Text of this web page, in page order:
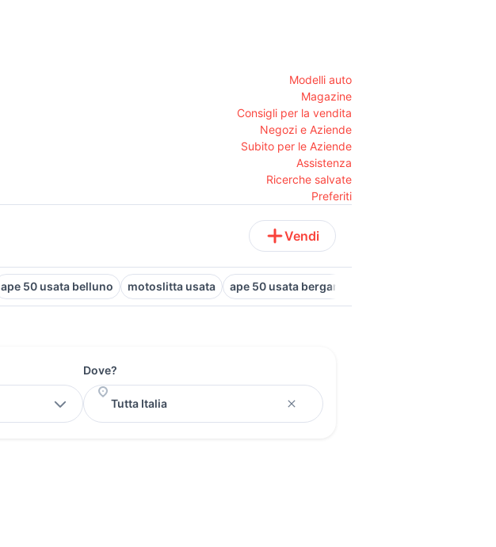
Modelli auto
Magazine
Consigli per la vendita
Negozi e Aziende
Subito per le Aziende
Assistenza
Ricerche salvate
Preferiti
Vendi
ape 50 usata belluno motoslitta usata ape 50 usata bergamo
Dove?